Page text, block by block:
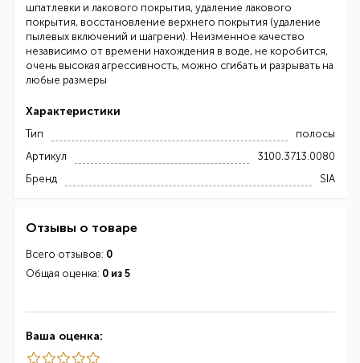
шпатлевки и лакового покрытия, удаление лакового
покрытия, восстановление верхнего покрытия (удаление
пылевых включений и шагрени). Неизменное качество
независимо от времени нахождения в воде, не коробится,
очень высокая агрессивность, можно сгибать и разрывать на
любые размеры
Характеристики
Тип
полосы
Артикул
3100.3713.0080
Бренд
SIA
Отзывы о товаре
Всего отзывов: 0
Общая оценка: 0 из 5
Ваша оценка: